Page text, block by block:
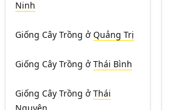
Ninh
Giống Cây Trồng ở Quảng Trị
Giống Cây Trồng ở Thái Bình
Giống Cây Trồng ở Thái